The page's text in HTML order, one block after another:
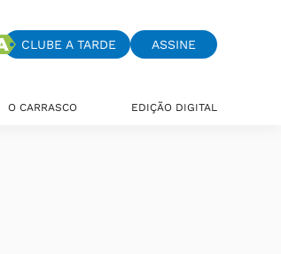
CLUBE A TARDE ASSINE
O CARRASCO EDIÇÃO DIGITAL